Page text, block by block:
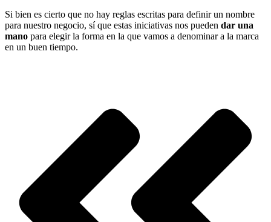
Si bien es cierto que no hay reglas escritas para definir un nombre
para nuestro negocio, sí que estas iniciativas nos pueden dar una
mano para elegir la forma en la que vamos a denominar a la marca
en un buen tiempo.